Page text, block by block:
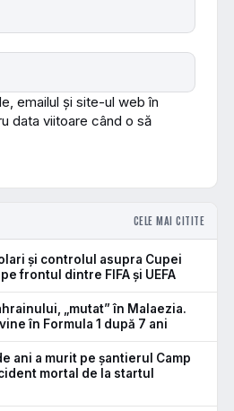
emailul și site-ul web în
data viitoare când o să
CELE MAI CITITE
și controlul asupra Cupei
frontul dintre FIFA și UEFA
„mutat” în Malaezia.
în Formula 1 după 7 ani
ani a murit pe șantierul Camp
mortal de la startul